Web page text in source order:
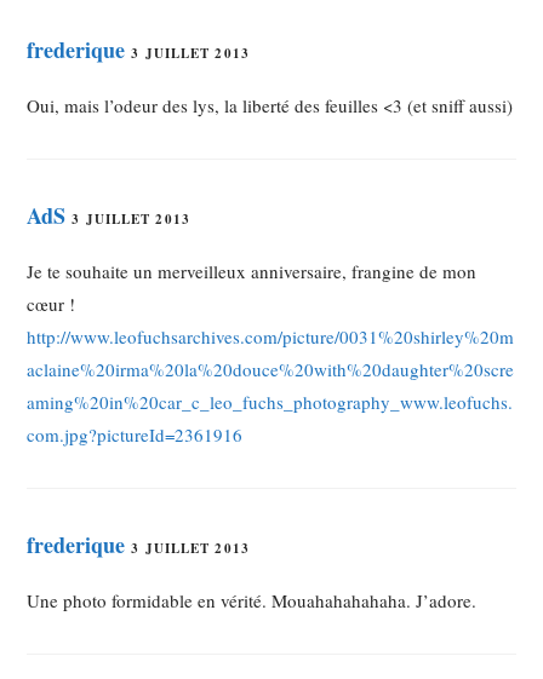
frederique 3 JUILLET 2013
Oui, mais l’odeur des lys, la liberté des feuilles <3 (et sniff aussi)
AdS 3 JUILLET 2013
Je te souhaite un merveilleux anniversaire, frangine de mon
cœur !
http://www.leofuchsarchives.com/picture/0031%20shirley%20m
aclaine%20irma%20la%20douce%20with%20daughter%20scre
aming%20in%20car_c_leo_fuchs_photography_www.leofuchs.
com.jpg?pictureId=2361916
frederique 3 JUILLET 2013
Une photo formidable en vérité. Mouahahahahaha. J’adore.